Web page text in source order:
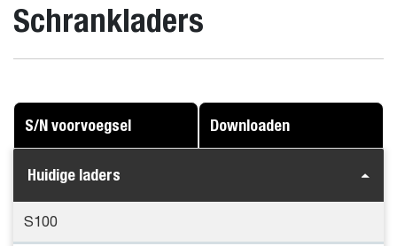
Schrankladers
S/N voorvoegsel Downloaden
Huidige laders
S100